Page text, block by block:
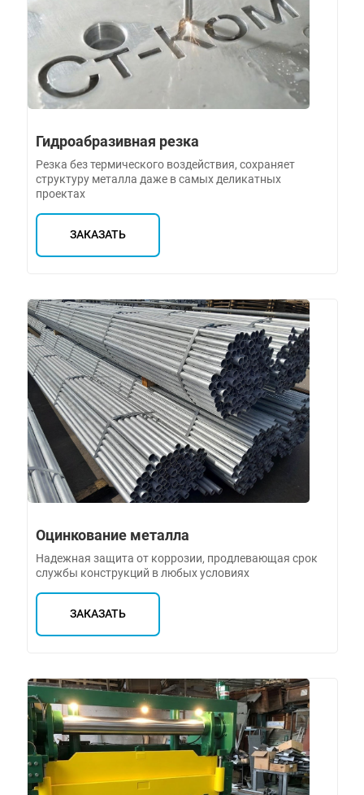
Гидроабразивная резка
Резка без термического воздействия, сохраняет
структуру металла даже в самых деликатных
проектах
ЗАКАЗАТЬ
Оцинкование металла
Надежная защита от коррозии, продлевающая срок
службы конструкций в любых условиях
ЗАКАЗАТЬ